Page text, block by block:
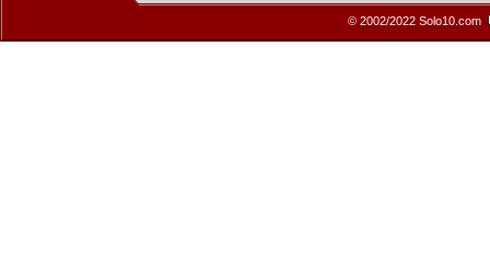
© 2002/2022 Solo10.com